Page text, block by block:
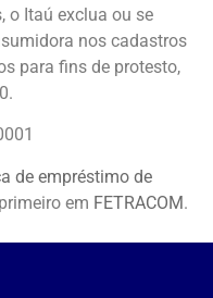
o Itaú exclua ou se
nos cadastros
para fins de protesto,
de empréstimo de
em FETRACOM.